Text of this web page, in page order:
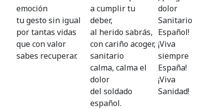
emoción
tu gesto sin igual
por tantas vidas
que con valor
sabes recuperar.
a cumplir tu
deber,
al herido sabrás,
con cariño acoger,
sanitario
calma, calma el
dolor
del soldado
español.
dolor
Sanitario
Español!
¡Viva
siempre
España!
¡Viva
Sanidad!